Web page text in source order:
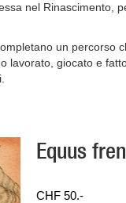
nel Rinascimento,
un percorso
lavorato, giocato e
Equus
CHF 50.-